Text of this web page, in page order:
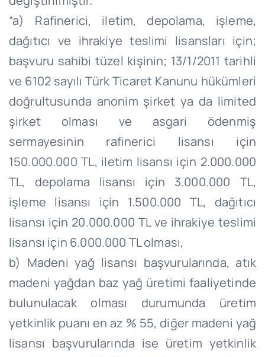
“a) Rafinerici, iletim, depolama, işleme,
dağıtıcı ve ihrakiye teslimi lisansları için;
başvuru sahibi tüzel kişinin; 13/1/2011 tarihli
ve 6102 sayılı Türk Ticaret Kanunu hükümleri
doğrultusunda anonim şirket ya da limited
şirket olması ve asgari ödenmiş
sermayesinin rafinerici lisansı için
150.000.000 TL, iletim lisansı için 2.000.000
TL, depolama lisansı için 3.000.000 TL,
işleme lisansı için 1.500.000 TL, dağıtıcı
lisansı için 20.000.000 TL ve ihrakiye teslimi
lisansı için 6.000.000 TL olması,
b) Madeni yağ lisansı başvurularında, atık
madeni yağdan baz yağ üretimi faaliyetinde
bulunulacak olması durumunda üretim
yetkinlik puanı en az % 55, diğer madeni yağ
lisansı başvurularında ise üretim yetkinlik